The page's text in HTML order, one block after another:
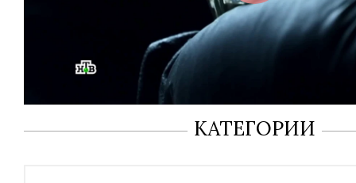
КАТЕГОРИИ